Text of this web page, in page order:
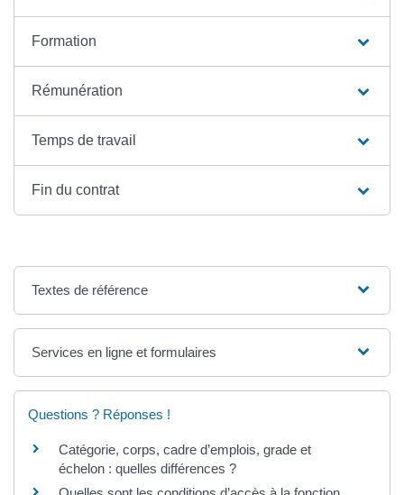
Formation
Rémunération
Temps de travail
Fin du contrat
Textes de référence
Services en ligne et formulaires
Questions ? Réponses !
Catégorie, corps, cadre d’emplois, grade et
échelon : quelles différences ?